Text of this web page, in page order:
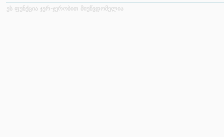
ეს ფუნქცია ჯერ-ჯერობით მიუწვდომელია